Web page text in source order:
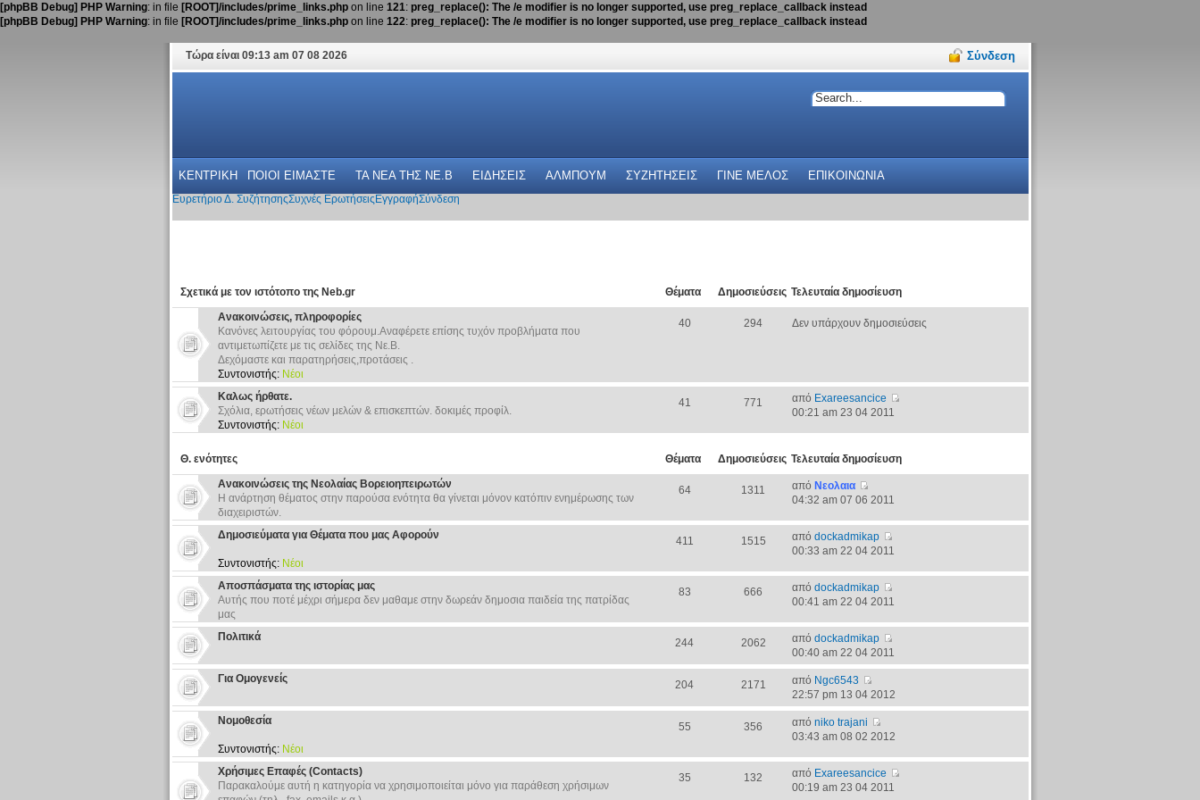
[phpBB Debug] PHP Warning: in file [ROOT]/includes/prime_links.php on line 121: preg_replace(): The /e modifier is no longer supported, use preg_replace_callback instead
[phpBB Debug] PHP Warning: in file [ROOT]/includes/prime_links.php on line 122: preg_replace(): The /e modifier is no longer supported, use preg_replace_callback instead
Τώρα είναι 09:13 am 07 08 2026 Σύνδεση
ΚΕΝΤΡΙΚΗ ΠΟΙΟΙ ΕΙΜΑΣΤΕ ΤΑ ΝΕΑ THΣ NE.B ΕΙΔΗΣΕΙΣ ΑΛΜΠΟΥΜ ΣΥΖΗΤΗΣΕΙΣ ΓΙΝΕ ΜΕΛΟΣ ΕΠΙΚΟΙΝΩΝΙΑ
Ευρετήριο Δ. ΣυζήτησηςΣυχνές Ερωτήσεις ΕγγραφήΣύνδεση
Σχετικά με τον ιστότοπο της Neb.gr Θέματα Δημοσιεύσεις Τελευταία δημοσίευση
Ανακοινώσεις, πληροφορίες
Κανόνες λειτουργίας του φόρουμ.Αναφέρετε επίσης τυχόν προβλήματα που
αντιμετωπίζετε με τις σελίδες της Νε.Β.
Δεχόμαστε και παρατηρήσεις,προτάσεις .
Συντονιστής: Νέοι
40 294 Δεν υπάρχουν δημοσιεύσεις
Καλως ήρθατε.
Σχόλια, ερωτήσεις νέων μελών & επισκεπτών. δοκιμές προφίλ.
Συντονιστής: Νέοι
41 771 από Exareesancice
00:21 am 23 04 2011
Θ. ενότητες Θέματα Δημοσιεύσεις Τελευταία δημοσίευση
Ανακοινώσεις της Νεολαίας Βορειοηπειρωτών
Η ανάρτηση θέματος στην παρούσα ενότητα θα γίνεται μόνον κατόπιν ενημέρωσης των
διαχειριστών.
64 1311 από Νεολαια
04:32 am 07 06 2011
Δημοσιεύματα για Θέματα που μας Αφορούν
Συντονιστής: Νέοι
411 1515 απόdockadmikap
00:33 am 22 04 2011
Αποσπάσματα της ιστορίας μας
Αυτής που ποτέ μέχρι σήμερα δεν μαθαμε στην δωρεάν δημοσια παιδεία της πατρίδας
μας
83 666 απόdockadmikap
00:41 am 22 04 2011
Πολιτικά 244 2062 απόdockadmikap
00:40 am 22 04 2011
Για Ομογενείς 204 2171 από Ngc6543
22:57 pm 13 04 2012
Νομοθεσία
Συντονιστής: Νέοι
55 356 απόniko trajani
03:43 am 08 02 2012
Χρήσιμες Επαφές (Contacts)
Παρακαλούμε αυτή η κατηγορία να χρησιμοποιείται μόνο για παράθεση χρήσιμων
35 132 από Exareesancice
00:19 am 23 04 2011